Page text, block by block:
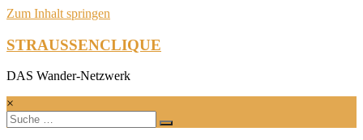
Zum Inhalt springen
STRAUSSENCLIQUE
DAS Wander-Netzwerk
×